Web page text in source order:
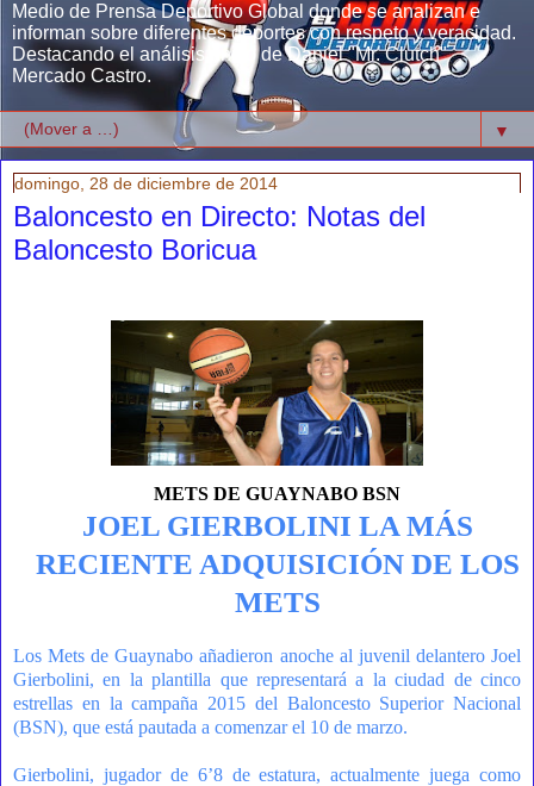
Medio de Prensa Deportivo Global donde se analizan e
informan sobre diferentes deportes con respeto y veracidad.
Destacando el análisis único de Daniel "Mr. Clutch"
Mercado Castro.
▼
domingo, 28 de diciembre de 2014
Baloncesto en Directo: Notas del
Baloncesto Boricua
METS DE GUAYNABO BSN
JOEL GIERBOLINI LA MÁS
RECIENTE ADQUISICIÓN DE LOS
METS
Los Mets de Guaynabo añadieron anoche al juvenil delantero Joel
Gierbolini, en la plantilla que representará a la ciudad de cinco
estrellas en la campaña 2015 del Baloncesto Superior Nacional
(BSN), que está pautada a comenzar el 10 de marzo.
Gierbolini, jugador de 6’8 de estatura, actualmente juega como